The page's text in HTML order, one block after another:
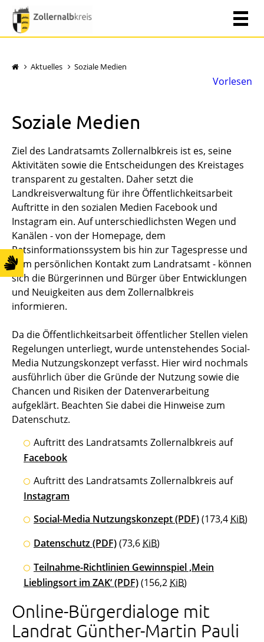
Aktuelles Soziale Medien
Vorlesen
Soziale Medien
Ziel des Landratsamts Zollernalbkreis ist es, seine
Aktivitäten sowie die Entscheidungen des Kreistages
transparent zu gestalten. Daher setzt die
Landkreisverwaltung für ihre Öffentlichkeitsarbeit
Auftritte in den sozialen Medien Facebook und
Instagram ein. Auf unterschiedlichsten Wegen und
Kanälen - von der Homepage, dem
Ratsinformationssystem bis hin zur Tagespresse und
dem persönlichen Kontakt zum Landratsamt - können
sich die Bürgerinnen und Bürger über Entwicklungen
und Neuigkeiten aus dem Zollernalbkreis
informieren.
Da die Öffentlichkeitsarbeit öffentlicher Stellen vielen
Regelungen unterliegt, wurde untenstehendes Social-
Media Nutzungskonzept verfasst. Hier wird nochmals
ausführlich über die Gründe der Nutzung sowie die
Chancen und Risiken der Datenverarbeitung
aufgeklärt. Beachten Sie dabei die Hinweise zum
Datenschutz.
Auftritt des Landratsamts Zollernalbkreis auf
Facebook
Auftritt des Landratsamts Zollernalbkreis auf
Instagram
Social-Media Nutzungskonzept(PDF)(173,4 KiB)
Datenschutz(PDF)(73,6 KiB)
Teilnahme-Richtlinien Gewinnspiel ‚Mein
Lieblingsort im ZAK‘(PDF)(156,2 KiB)
Online-Bürgerdialoge mit
Landrat Günther-Martin Pauli